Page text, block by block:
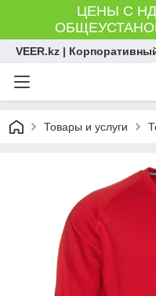
ЦЕНЫ С
VEER.kz |
Товары и услуги